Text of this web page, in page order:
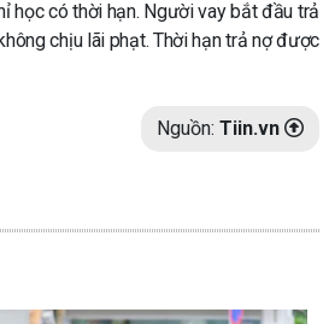
học có thời hạn. Người vay bắt đầu trả
chịu lãi phạt. Thời hạn trả nợ được
Nguồn: Tiin.vn